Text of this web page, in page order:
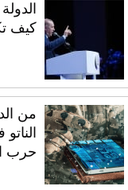
كيف
من
حرب